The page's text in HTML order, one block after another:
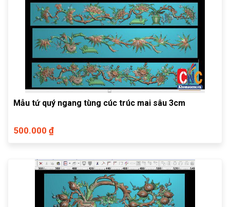
Mẫu tứ quý ngang tùng cúc trúc mai sâu 3cm
500.000 ₫